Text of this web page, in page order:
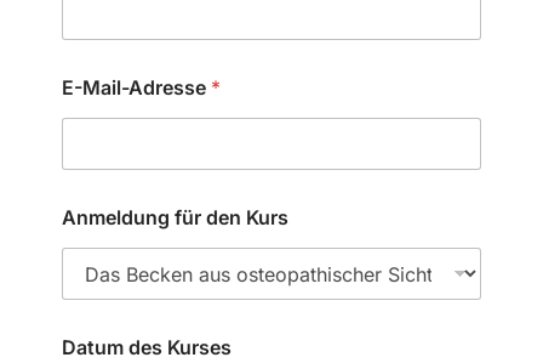
i
-
A
d
e
s
r
E-Mail-Adresse *
Anmeldung für den Kurs
Datum des Kurses